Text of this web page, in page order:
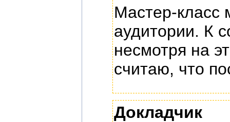
Мастер-класс
аудитории. К
несмотря на
считаю, что
Докладчик